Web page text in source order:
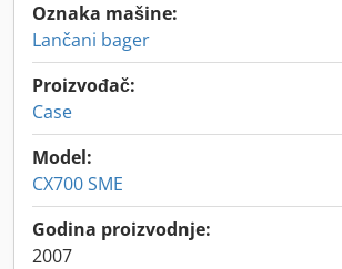
Oznaka mašine:
Lančani bager
Proizvođač:
Case
Model:
CX700 SME
Godina proizvodnje:
2007